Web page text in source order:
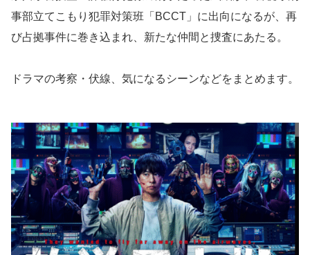
事部立てこもり犯罪対策班「BCCT」に出向になるが、再
び占拠事件に巻き込まれ、新たな仲間と捜査にあたる。
ドラマの考察・伏線、気になるシーンなどをまとめます。